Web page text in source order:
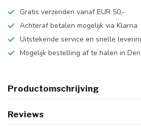
Gratis verzenden vanaf EUR 50,-
Achteraf betalen mogelijk via Klarna
Uitstekende service en snelle
Mogelijk bestelling af te halen in
Productomschrijving
Reviews